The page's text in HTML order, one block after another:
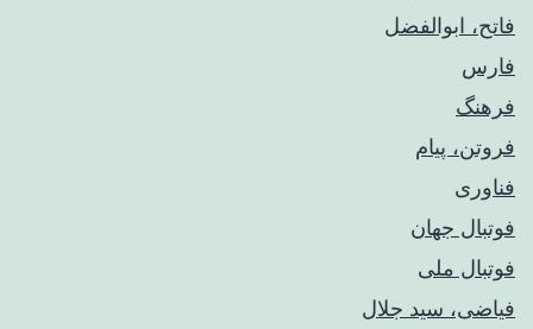
فاتح، ابوالفضل
فارس
فرهنگ
فروتن، پیام
فناوری
فوتبال جهان
فوتبال ملی
فیاضی، سید جلال